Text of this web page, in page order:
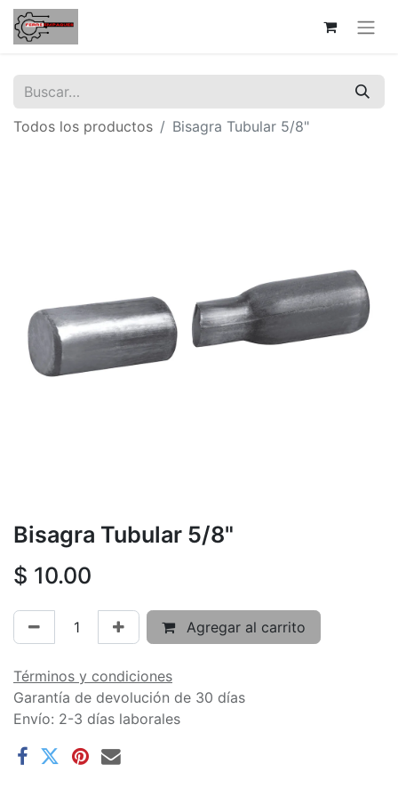
Todos los productos Bisagra Tubular 5/8"
Bisagra Tubular 5/8"
$ 10.00
Agregar al carrito
Términos y condiciones
Garantía de devolución de 30 días
Envío: 2-3 días laborales